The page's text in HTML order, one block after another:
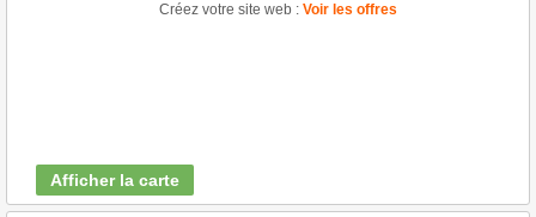
Créez votre site web : Voir les offres
Afficher la carte